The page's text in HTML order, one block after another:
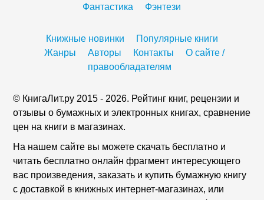
Фантастика
Фэнтези
Книжные новинки
Популярные книги
Жанры
Авторы Контакты
О сайте /
правообладателям
© КнигаЛит.ру 2015 - 2026. Рейтинг книг, рецензии и
отзывы о бумажных и электронных книгах, сравнение
цен на книги в магазинах.
На нашем сайте вы можете скачать бесплатно и
читать бесплатно онлайн фрагмент интересующего
вас произведения, заказать и купить бумажную книгу
с доставкой в книжных интернет-магазинах, или